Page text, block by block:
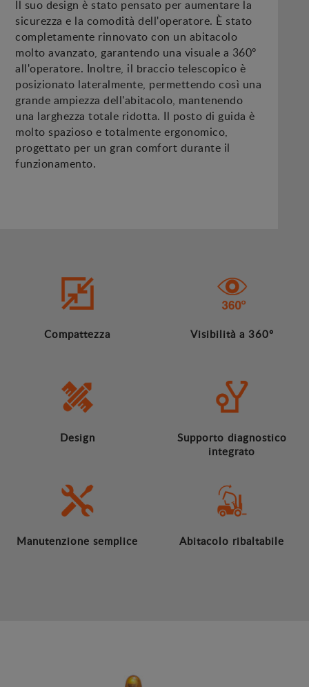
Il suo design è stato pensato per aumentare la
sicurezza e la comodità dell'operatore. È stato
completamente rinnovato con un abitacolo
molto avanzato, garantendo una visuale a 360º
all'operatore. Inoltre, il braccio telescopico è
posizionato lateralmente, permettendo così una
grande ampiezza dell'abitacolo, mantenendo
una larghezza totale ridotta. Il posto di guida è
molto spazioso e totalmente ergonomico,
progettato per un gran comfort durante il
funzionamento.
Compattezza Visibilità a 360º
Design
Supporto diagnostico
integrato
Manutenzione semplice Abitacolo ribaltabile